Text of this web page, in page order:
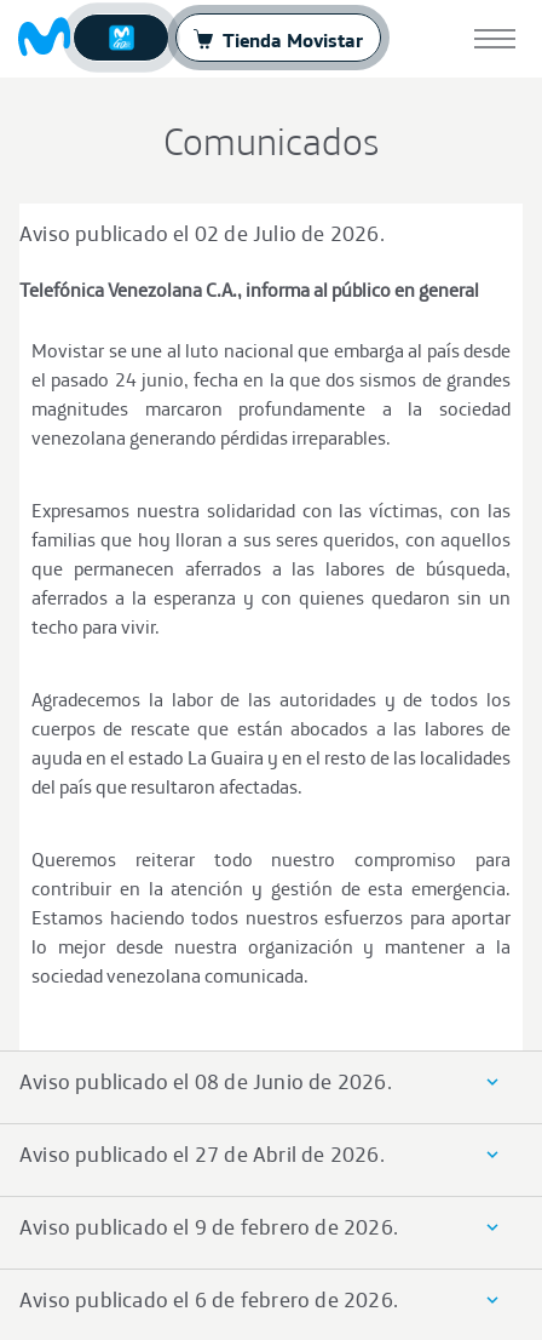
Toggle
Tienda Movistar
Comunicados
Aviso publicado el 02 de Julio de 2026.
Telefónica Venezolana C.A., informa al público en general
Movistar se une al luto nacional que embarga al país desde
el pasado 24 junio, fecha en la que dos sismos de grandes
magnitudes marcaron profundamente a la sociedad
venezolana generando pérdidas irreparables.
Expresamos nuestra solidaridad con las víctimas, con las
familias que hoy lloran a sus seres queridos, con aquellos
que permanecen aferrados a las labores de búsqueda,
aferrados a la esperanza y con quienes quedaron sin un
techo para vivir.
Agradecemos la labor de las autoridades y de todos los
cuerpos de rescate que están abocados a las labores de
ayuda en el estado La Guaira y en el resto de las localidades
del país que resultaron afectadas.
Queremos reiterar todo nuestro compromiso para
contribuir en la atención y gestión de esta emergencia.
Estamos haciendo todos nuestros esfuerzos para aportar
lo mejor desde nuestra organización y mantener a la
sociedad venezolana comunicada.
Aviso publicado el 08 de Junio de 2026.
Aviso publicado el 27 de Abril de 2026.
Aviso publicado el 9 de febrero de 2026.
Aviso publicado el 6 de febrero de 2026.